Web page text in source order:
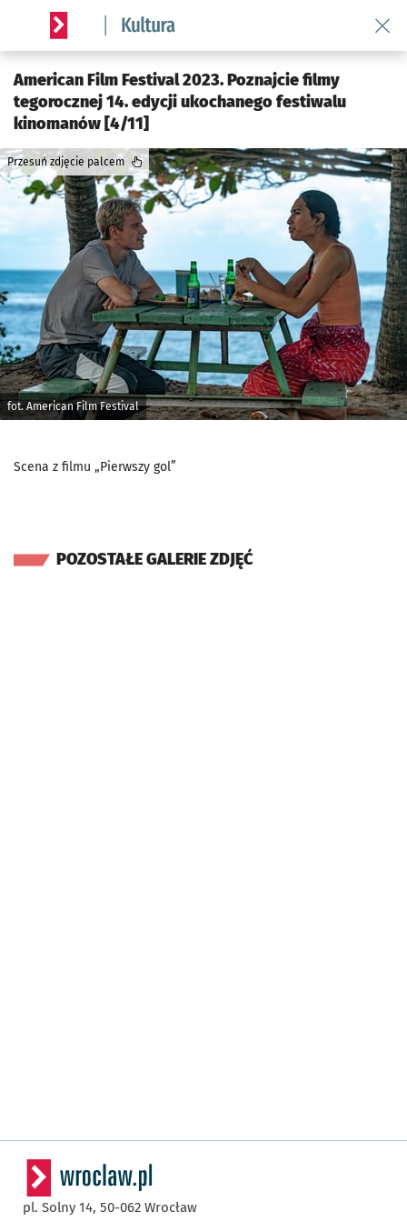
Serwis informacyjny wroclaw.pl podserwis: Kultura
American Film Festival 2023. Poznajcie filmy
tegorocznej 14. edycji ukochanego festiwalu
kinomanów [4/11]
fot. American Film Festival
Przesuń zdjęcie palcem
Scena z filmu „Pierwszy gol”
POZOSTAŁE GALERIE ZDJĘĆ
pl. Solny 14, 50-062 Wrocław